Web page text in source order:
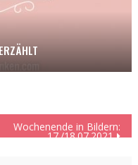
Wochenende in Bildern:
17./18.07.2021